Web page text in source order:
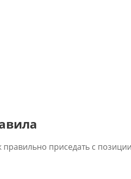
правильно приседать с